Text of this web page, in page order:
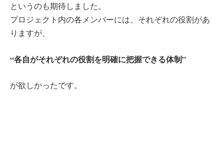
というのも期待しました。
プロジェクト内の各メンバーには、それぞれの役割があ
りますが、
“各自がそれぞれの役割を明確に把握できる体制”
が欲しかったです。